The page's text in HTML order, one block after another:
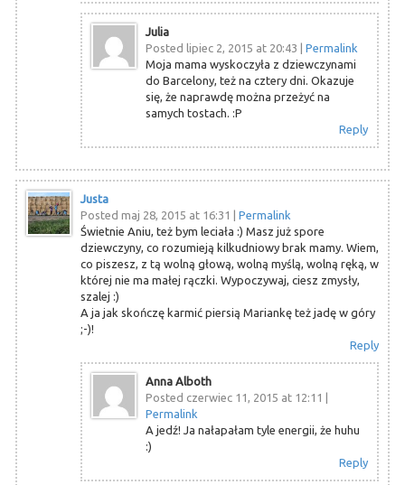
Julia
Posted lipiec 2, 2015 at 20:43
Permalink
Moja mama wyskoczyła z dziewczynami
do Barcelony, też na cztery dni. Okazuje
się, że naprawdę można przeżyć na
samych tostach. :P
Reply
Justa
Posted maj 28, 2015 at 16:31
Permalink
Świetnie Aniu, też bym leciała :) Masz już spore
dziewczyny, co rozumieją kilkudniowy brak mamy. Wiem,
co piszesz, z tą wolną głową, wolną myślą, wolną ręką, w
której nie ma małej rączki. Wypoczywaj, ciesz zmysły,
szalej :)
A ja jak skończę karmić piersią Mariankę też jadę w góry
;-)!
Reply
Anna Alboth
Posted czerwiec 11, 2015 at 12:11
Permalink
A jedź! Ja nałapałam tyle energii, że huhu
:)
Reply